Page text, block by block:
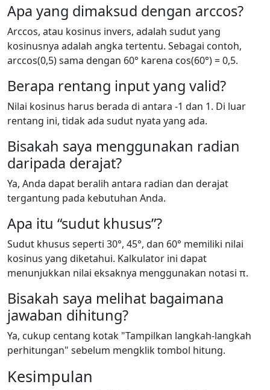
Apa yang dimaksud dengan arccos?
Arccos, atau kosinus invers, adalah sudut yang
kosinusnya adalah angka tertentu. Sebagai contoh,
arccos(0,5) sama dengan 60° karena cos(60°) = 0,5.
Berapa rentang input yang valid?
Nilai kosinus harus berada di antara -1 dan 1. Di luar
rentang ini, tidak ada sudut nyata yang ada.
Bisakah saya menggunakan radian
daripada derajat?
Ya, Anda dapat beralih antara radian dan derajat
tergantung pada kebutuhan Anda.
Apa itu “sudut khusus”?
Sudut khusus seperti 30°, 45°, dan 60° memiliki nilai
kosinus yang diketahui. Kalkulator ini dapat
menunjukkan nilai eksaknya menggunakan notasi π.
Bisakah saya melihat bagaimana
jawaban dihitung?
Ya, cukup centang kotak "Tampilkan langkah-langkah
perhitungan" sebelum mengklik tombol hitung.
Kesimpulan